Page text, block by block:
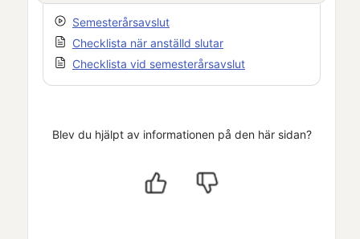
Semesterårsavslut
Checklista när anställd slutar
Checklista vid semesterårsavslut
Blev du hjälpt av informationen på den här sidan?